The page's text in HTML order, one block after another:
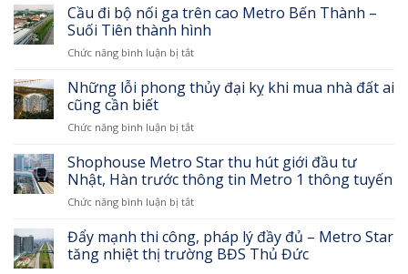
đường
chống
tắc
Tân
Thủy
lòng
bàn
tay-
bệnh
dấu
trên
bàn
Cầu đi bộ nối ga trên cao Metro Bến Thành –
Suối Tiên thành hình
Chức năng bình luận bị tắtở
đi
ga
cao
Metro
Thành
Suối
Tiên
Những lỗi phong thủy đại kỵ khi mua nhà đất ai
cũng cần biết
Chức năng bình luận bị tắtở
lỗi
phong
thủy
đại
khi
mua
nhà
Shophouse Metro Star thu hút giới đầu tư
Nhật, Hàn trước thông tin Metro 1 thông tuyến
Chức năng bình luận bị tắtở
Metro
Star
thu
Đẩy mạnh thi công, pháp lý đầy đủ – Metro Star
tăng nhiệt thị trường BĐS Thủ Đức